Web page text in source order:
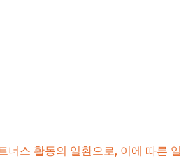
너스 활동의 일환으로, 이에 따른 일